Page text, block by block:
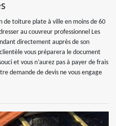
de toiture plate à ville en moins de 60
au couvreur professionnel Les
directement auprès de son
vous préparera le document
et vous n’aurez pas à payer de frais
demande de devis ne vous engage